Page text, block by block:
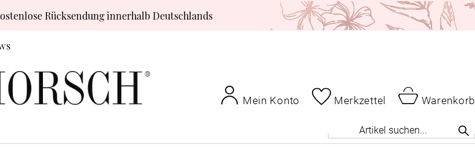
Rücksendung innerhalb Deutschlands
Mein Konto Merkzettel
Warenkorb